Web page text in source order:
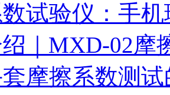
试验仪：手
｜MXD-02摩
摩擦系数测